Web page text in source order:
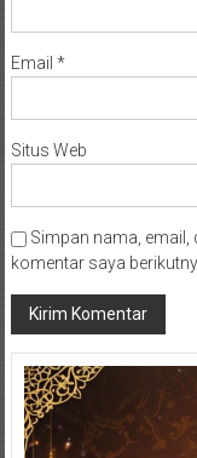
Email *
Situs Web
Simpan nama,
komentar saya